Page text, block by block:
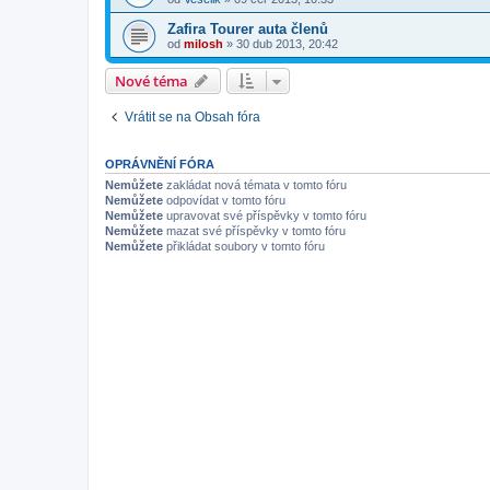
Zafira Tourer auta členů
od milosh » 30 dub 2013, 20:42
Nové téma
Vrátit se na Obsah fóra
OPRÁVNĚNÍ FÓRA
Nemůžete zakládat nová témata v tomto fóru
Nemůžete odpovídat v tomto fóru
Nemůžete upravovat své příspěvky v tomto fóru
Nemůžete mazat své příspěvky v tomto fóru
Nemůžete přikládat soubory v tomto fóru